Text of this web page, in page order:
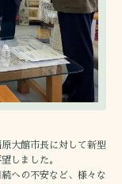
大館市長に対して新型
しました。
への不安など、様々な